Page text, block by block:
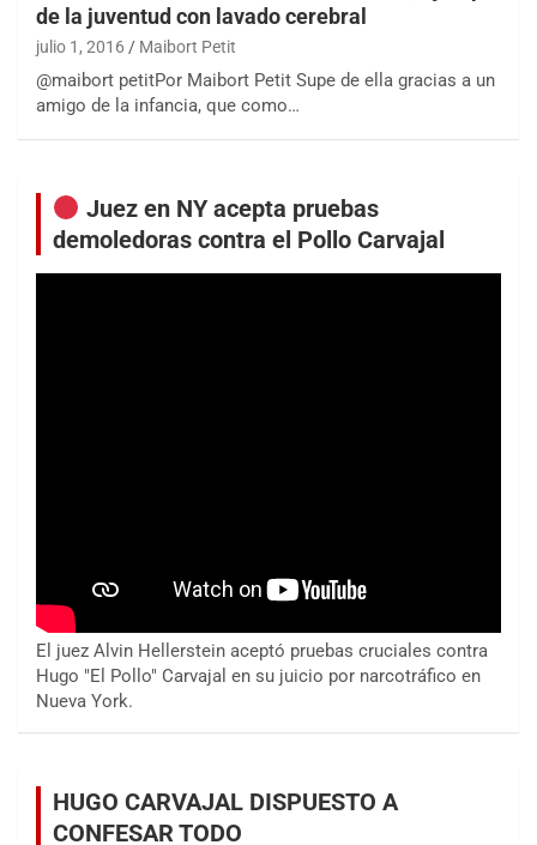
de la juventud con lavado cerebral
julio 1, 2016 Maibort Petit
@maibort petitPor Maibort Petit Supe de ella gracias a un
amigo de la infancia, que como…
Juez en NY acepta pruebas
demoledoras contra el Pollo Carvajal
El juez Alvin Hellerstein aceptó pruebas cruciales contra
Hugo "El Pollo" Carvajal en su juicio por narcotráfico en
Nueva York.
HUGO CARVAJAL DISPUESTO A
CONFESAR TODO